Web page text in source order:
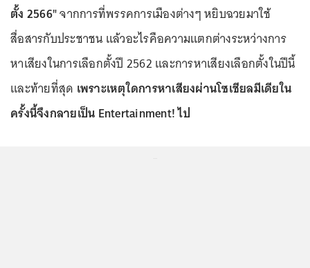
ตั้ง 2566"จากการที่พรรคการเมืองต่างๆ หยิบฉวยมาใช้
สื่อสารกับประชาชน แล้วอะไรคือความแตกต่างระหว่างการ
หาเสียงในการเลือกตั้งปี 2562 และการหาเสียงเลือกตั้งในปีนี้
และท้ายที่สุด เพราะเหตุใดการหาเสียงผ่านโซเชียลมีเดียใน
ครั้งนี้จึงกลายเป็น Entertainment! ไป